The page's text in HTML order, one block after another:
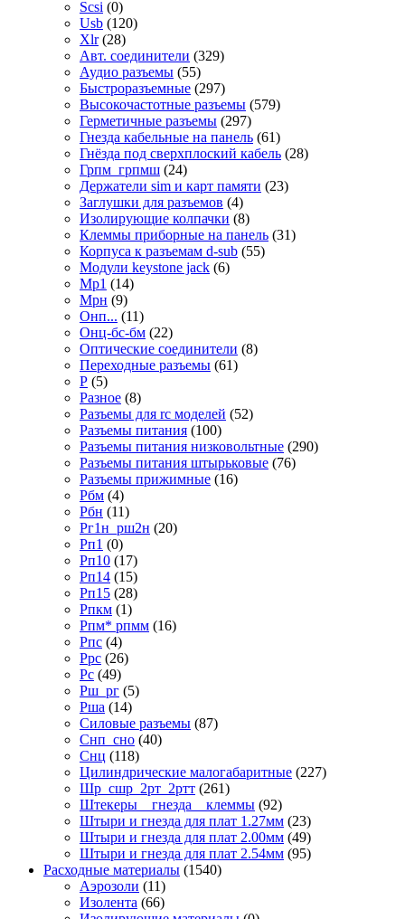
Scsi (0)
Usb (120)
Xlr(28)
Авт. соединители (329)
Аудио разъемы (55)
Быстроразъемные (297)
Высокочастотные разъемы (579)
Герметичные разъемы (297)
Гнезда кабельные на панель (61)
Гнёзда под сверхплоский кабель (28)
Грпм_грпмш (24)
Держатели sim и карт памяти (23)
Заглушки для разъемов (4)
Изолирующие колпачки (8)
Клеммы приборные на панель (31)
Корпуса к разъемам d-sub (55)
Модули keystone jack (6)
Мр1 (14)
Мрн (9)
Онп... (11)
Онц-бс-бм (22)
Оптические соединители (8)
Переходные разъемы (61)
Р (5)
Разное (8)
Разъемы для rc моделей (52)
Разъемы питания (100)
Разъемы питания низковольтные (290)
Разъемы питания штырьковые (76)
Разъемы прижимные (16)
Рбм (4)
Рбн (11)
Рг1н_рш2н (20)
Рп1 (0)
Рп10 (17)
Рп14 (15)
Рп15 (28)
Рпкм (1)
Рпм* рпмм (16)
Рпс (4)
Ррс (26)
Рс (49)
Рш_рг (5)
Рша (14)
Силовые разъемы (87)
Снп_сно (40)
Снц (118)
Цилиндрические малогабаритные (227)
Шр_сшр_2рт_2ртт (261)
Штекеры _ гнезда _ клеммы (92)
Штыри и гнезда для плат 1.27мм (23)
Штыри и гнезда для плат 2.00мм (49)
Штыри и гнезда для плат 2.54мм (95)
Расходные материалы (1540)
Аэрозоли (11)
Изолента (66)